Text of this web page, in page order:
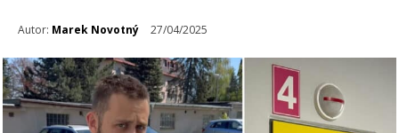
Autor: Marek Novotný 27/04/2025